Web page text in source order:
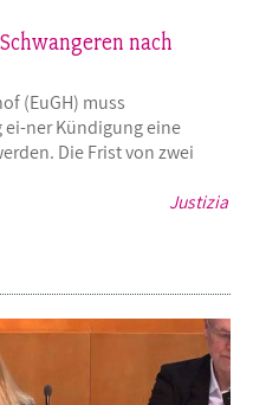
Justizia
nach
(EuGH) muss
ei-ner Kündigung eine
Die Frist von zwei